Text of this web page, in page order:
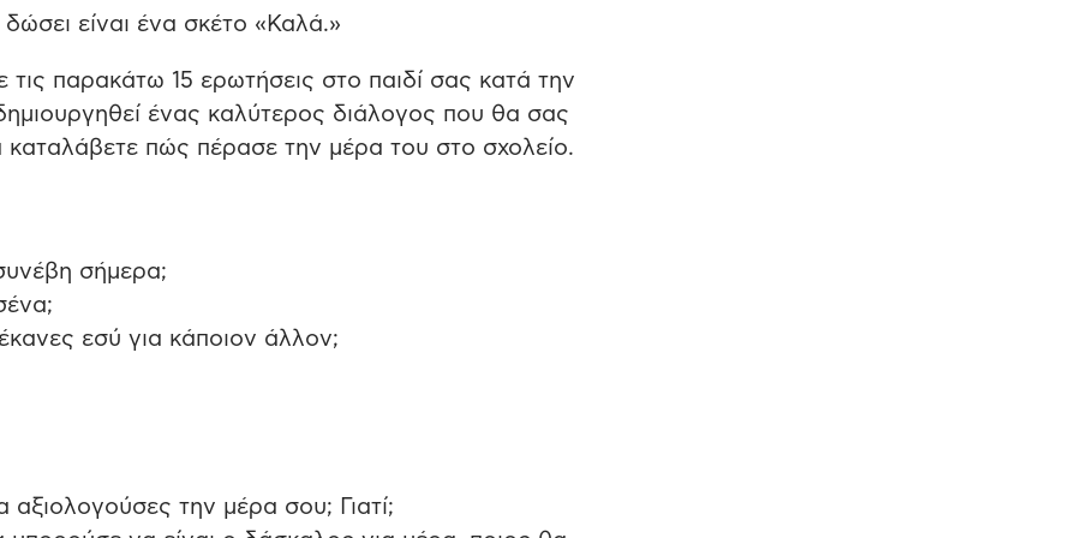
είναι ένα σκέτο «Καλά.»
παρακάτω 15 ερωτήσεις στο παιδί σας κατά την
ένας καλύτερος διάλογος που θα σας
πώς πέρασε την μέρα του στο σχολείο.
σήμερα;
εσύ για κάποιον άλλον;
την μέρα σου; Γιατί;